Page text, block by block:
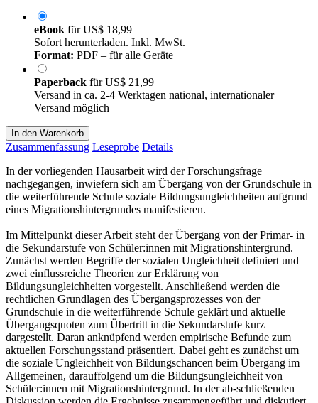
eBook fürUS$ 18,99
Sofort herunterladen. Inkl. MwSt.
Format: PDF – für alle Geräte
Paperback fürUS$ 21,99
Versand in ca. 2-4 Werktagen national, internationaler
Versand möglich
In den Warenkorb
Zusammenfassung Leseprobe Details
In der vorliegenden Hausarbeit wird der Forschungsfrage
nachgegangen, inwiefern sich am Übergang von der Grundschule in
die weiterführende Schule soziale Bildungsungleichheiten aufgrund
eines Migrationshintergrundes manifestieren.
Im Mittelpunkt dieser Arbeit steht der Übergang von der Primar- in
die Sekundarstufe von Schüler:innen mit Migrationshintergrund.
Zunächst werden Begriffe der sozialen Ungleichheit definiert und
zwei einflussreiche Theorien zur Erklärung von
Bildungsungleichheiten vorgestellt. Anschließend werden die
rechtlichen Grundlagen des Übergangsprozesses von der
Grundschule in die weiterführende Schule geklärt und aktuelle
Übergangsquoten zum Übertritt in die Sekundarstufe kurz
dargestellt. Daran anknüpfend werden empirische Befunde zum
aktuellen Forschungsstand präsentiert. Dabei geht es zunächst um
die soziale Ungleichheit von Bildungschancen beim Übergang im
Allgemeinen, darauffolgend um die Bildungsungleichheit von
Schüler:innen mit Migrationshintergrund. In der ab-schließenden